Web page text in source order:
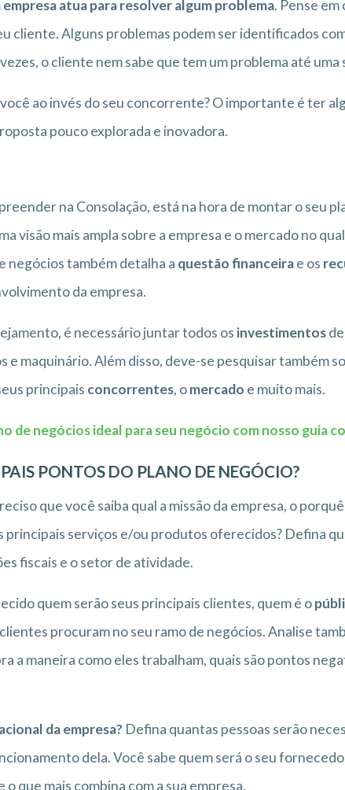
empresa atua para resolver algum problema. Pense em
cliente. Alguns problemas podem ser identificados
o cliente nem sabe que tem um problema até uma
ao invés do seu concorrente? O importante é ter
pouco explorada e inovadora.
na Consolação, está na hora de montar o seu
visão mais ampla sobre a empresa e o mercado no
negócios também detalha a questão financeirae os
da empresa.
é necessário juntar todos os investimentosde
e maquinário. Além disso, deve-se pesquisar também
principais concorrentes, omercado e muito mais.
de negócios ideal para seu negócio com nosso guia
PONTOS DO PLANO DE NEGÓCIO?
que você saiba qual a missão da empresa, o
principais serviços e/ou produtos oferecidos? Defina
fiscais e o setor de atividade.
quem serão seus principais clientes, quem é o
procuram no seu ramo de negócios. Analise
a maneira como eles trabalham, quais são pontos
da empresa?Defina quantas pessoas serão
dela. Você sabe quem será o seu
que mais combina com a sua empresa.